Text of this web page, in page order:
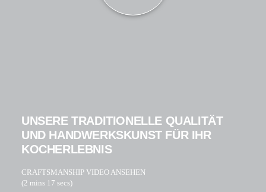
UNSERE TRADITIONELLE QUALITÄT
UND HANDWERKSKUNST FÜR IHR
KOCHERLEBNIS
CRAFTSMANSHIP VIDEO ANSEHEN
(2 mins 17 secs)